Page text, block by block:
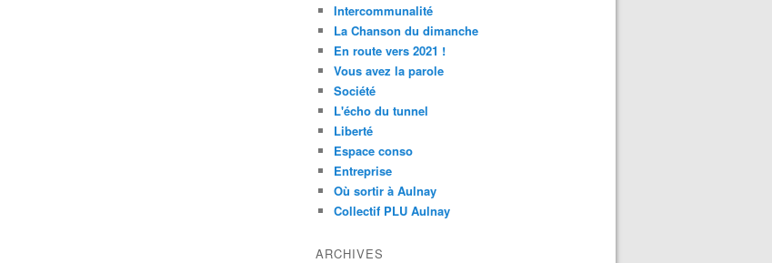
Intercommunalité
La Chanson du dimanche
En route vers 2021 !
Vous avez la parole
Société
L'écho du tunnel
Liberté
Espace conso
Entreprise
Où sortir à Aulnay
Collectif PLU Aulnay
ARCHIVES